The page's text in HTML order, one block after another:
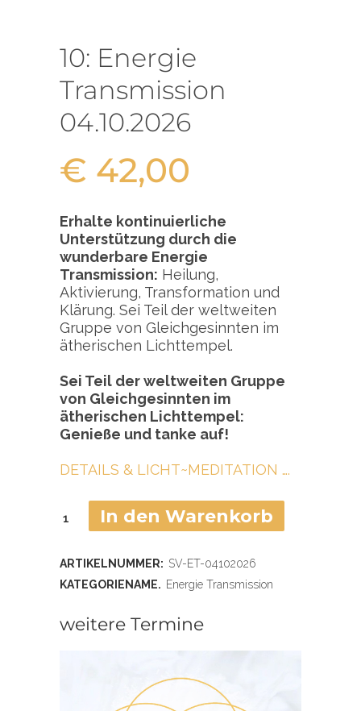
10: Energie
Transmission
04.10.2026
€ 42,00
Erhalte kontinuierliche
Unterstützung durch die
wunderbare Energie
Transmission: Heilung,
Aktivierung, Transformation und
Klärung. Sei Teil der weltweiten
Gruppe von Gleichgesinnten im
ätherischen Lichttempel.
Sei Teil der weltweiten Gruppe
von Gleichgesinnten im
ätherischen Lichttempel:
Genieße und tanke auf!
DETAILS & LICHT~MEDITATION ….
10:
Transmission
Menge
In den Warenkorb
ARTIKELNUMMER: SV-ET-04102026
KATEGORIENAME. Energie Transmission
weitere Termine